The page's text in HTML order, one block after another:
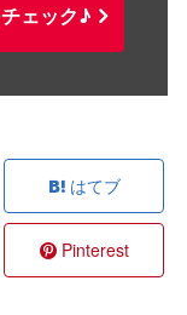
ェック♪
はてブ
Pinterest